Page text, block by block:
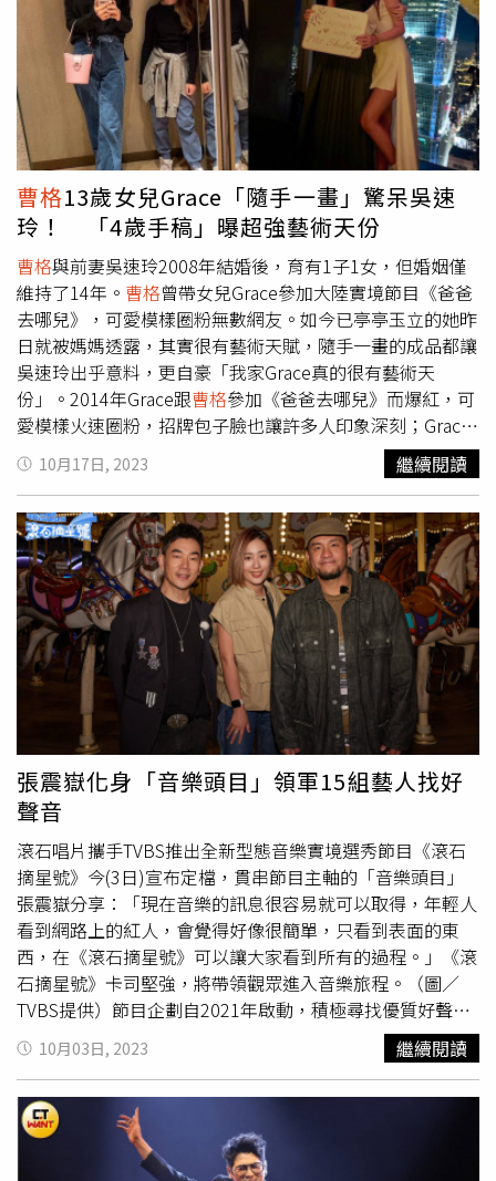
「要不是我這幾年脾氣修煉的平靜，真的會跟他槓上」，最
後帶著滿肚子火下車，本來想要投訴，但看在司機年紀大的
份上，就決定算了。接著話鋒一轉，她分享在馬祖吃的燕
餃，「不想跟鳥司機計較，還是看看好吃的比較開心」，轉
念找回好心情。
曹格13歲女兒Grace「隨手一畫」驚呆吳速
玲！ 「4歲手稿」曝超強藝術天份
曹格與前妻吳速玲2008年結婚後，育有1子1女，但婚姻僅
維持了14年。 曹格曾帶女兒Grace參加大陸實境節目《爸爸
去哪兒》，可愛模樣圈粉無數網友。如今已亭亭玉立的她昨
日就被媽媽透露，其實很有藝術天賦，隨手一畫的成品都讓
吳速玲出乎意料，更自豪「我家Grace真的很有藝術天
份」。2014年Grace跟曹格參加《爸爸去哪兒》而爆紅，可
愛模樣火速圈粉，招牌包子臉也讓許多人印象深刻；Grace
在上月迎來13歲生日，早已褪去稚氣的她多了一份少女感，
更經常在IG上分享生活。吳速玲再翻出Grace過去的作品，
年僅4歲的她繪畫能力相當優秀。（圖／翻攝吳速玲IG）16
日吳速玲在IG上曬出Grace的畫作，只見畫面中僅用藍色原
子筆描繪出少女臉龐，不過細節滿滿，用原子筆描繪出的瞳
孔細膩到就像是被注入靈魂一樣，也讓吳素玲不禁表示「嚇
死媽媽我了」。另外，吳速玲再發出2張Grace年僅4歲時的
手稿，她在筆記本上畫出花豹的上半身，更懂得使用鉛筆畫
出陰影，製造毛色變化；另一張則是她看了吳速玲給的時尚
雜誌後，就用色鉛筆隨手一畫，而畫中有9位像是模特兒的
人，身穿五顏六色的服裝，令她驚喜直呼「我那時也是嚇
到」，更激發她在設計聯名服裝的靈感。
10月17日, 2023 繼續閱讀
張震嶽化身「音樂頭目」領軍15組藝人找好
聲音
滾石唱片攜手TVBS推出全新型態音樂實境選秀節目《滾石
摘星號》今(3日)宣布定檔，貫串節目主軸的「音樂頭目」
張震嶽分享：「現在音樂的訊息很容易就可以取得，年輕人
看到網路上的紅人，會覺得好像很簡單，只看到表面的東
西，在《滾石摘星號》可以讓大家看到所有的過程。」《滾
石摘星號》卡司堅強，將帶領觀眾進入音樂旅程。（圖／
TVBS提供）節目企劃自2021年啟動，積極尋找優質好聲
音，經由萬人海選後留下30位音樂好手參與節目錄製，幕後
製作陣容頂尖，包括入圍逾10次金鐘獎的總導演紀倪君、金
曲獎最佳演唱錄音專輯獎得主的音樂統籌吳蒙惠，以及榮獲
金鐘剪輯獎的主剪師粘瓈文。由「音樂頭目」張震嶽領軍
「音樂精靈」米非，以及周華健、蘇慧倫、任賢齊、李心
潔、徐懷鈺、于子育、
曹格、頑童MJ116、八三夭、曹雅
10月03日, 2023 繼續閱讀